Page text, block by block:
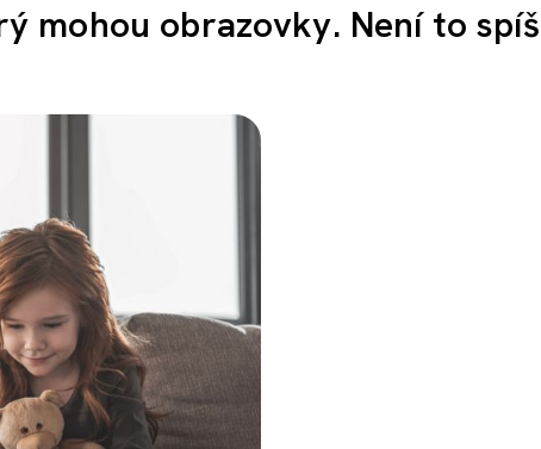
mohou obrazovky. Není to spíš